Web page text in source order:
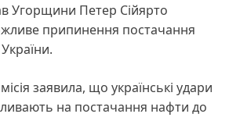
Угорщини Петер Сійярто
припинення постачання
заявила, що українські удари
на постачання нафти до